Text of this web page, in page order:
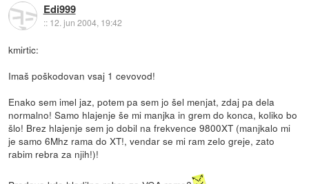
Edi999
:: 12. jun 2004, 19:42
kmirtic:
Imaš poškodovan vsaj 1 cevovod!
Enako sem imel jaz, potem pa sem jo šel menjat, zdaj pa dela
normalno! Samo hlajenje še mi manjka in grem do konca, koliko bo
šlo! Brez hlajenje sem jo dobil na frekvence 9800XT (manjkalo mi
je samo 6Mhz rama do XT!, vendar se mi ram zelo greje, zato
rabim rebra za njih!)!